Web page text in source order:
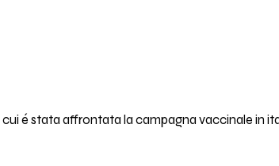
é stata affrontata la campagna vaccinale in